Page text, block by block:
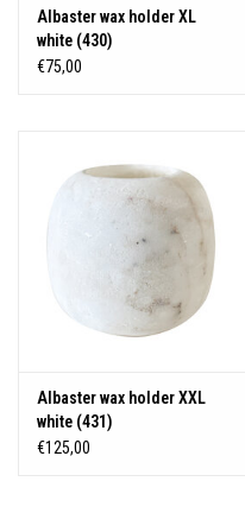
Albaster wax holder XL
white (430)
€75,00
Albaster wax holder XXL
white (431)
€125,00